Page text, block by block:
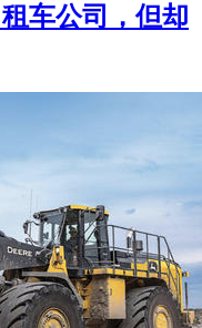
车公司，但却